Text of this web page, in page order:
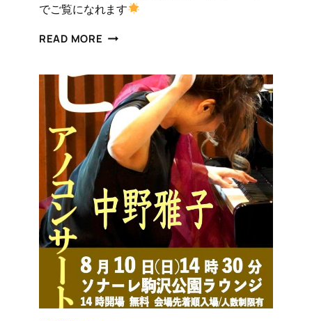
でご覧になれます
READ MORE JAZZ